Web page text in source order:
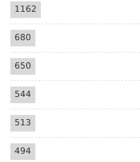
1162
680
650
544
513
494